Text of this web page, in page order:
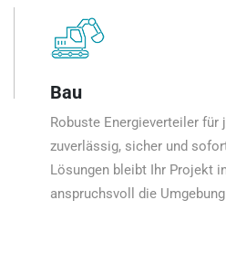
Bau
Robuste Energieverteiler für
zuverlässig, sicher und
Lösungen bleibt Ihr Projekt
anspruchsvoll die